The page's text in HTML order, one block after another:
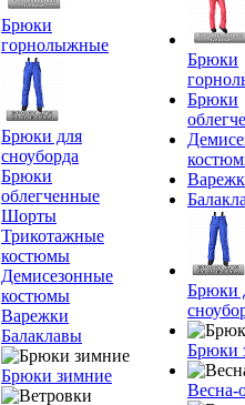
Брюки
горнолыжные
Брюки для
сноуборда
Брюки
облегченные
Шорты
Трикотажные
костюмы
Демисезонные
костюмы
Варежки
Балаклавы
Брюки зимние
Брюки
Брюки
Брюки
Брюки
Весна-